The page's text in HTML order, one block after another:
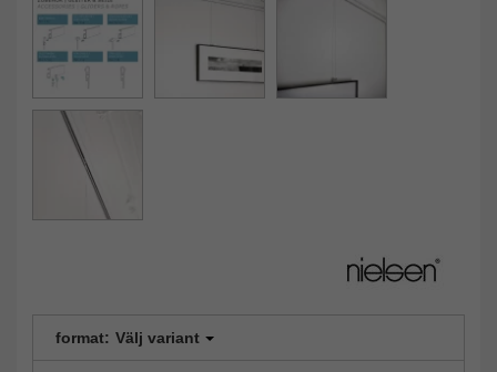
format: Välj variant